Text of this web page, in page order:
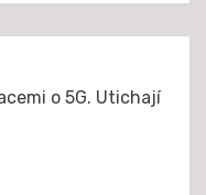
o 5G. Utichají